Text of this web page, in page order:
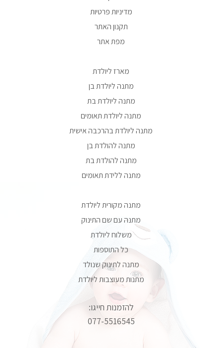
מדיניות פרטיות
תקנון האתר
מפת אתר
מארז ליולדת
מתנה ליולדת בן
מתנה ליולדת בת
מתנה ליולדת תאומים
מתנה ליולדת בהרכבה אישית
מתנה להולדת בן
מתנה להולדת בת
מתנה ללידת תאומים
מתנה מקורית ליולדת
מתנה עם שם התינוק
משלוח ליולדת
כל התוספות
מתנה לתינוק שנולד
מתנות מעוצבות ליולדת
להזמנות חייגו:
077-5516545